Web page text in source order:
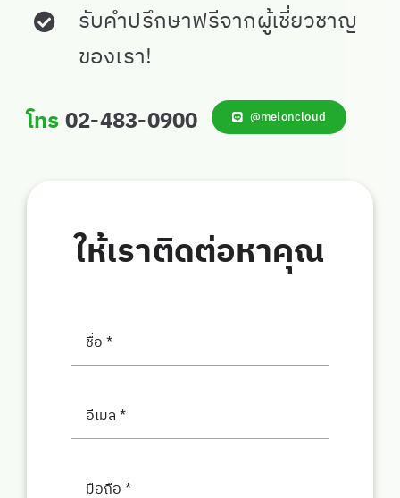
รับคำปรึกษาฟรีจากผู้เชี่ยวชาญ
ของเรา!
โทร02-483-0900 @meloncloud
ให้เราติดต่อหาคุณ